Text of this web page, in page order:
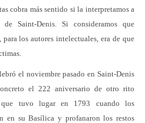
cobra más sentido si la interpretamos a
Saint-Denis. Si consideramos que
los autores intelectuales, era de que
el noviembre pasado en Saint-Denis
el 222 aniversario de otro rito
tuvo lugar en 1793 cuando los
en su Basílica y profanaron los restos